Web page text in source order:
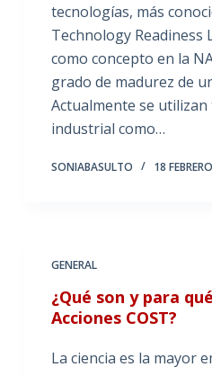
tecnologías, más
Technology Readiness
como concepto en la
grado de madurez de
Actualmente se
industrial como…
SONIABASULTO 18
GENERAL
¿Qué son y para
Acciones COST?
La ciencia es la mayor